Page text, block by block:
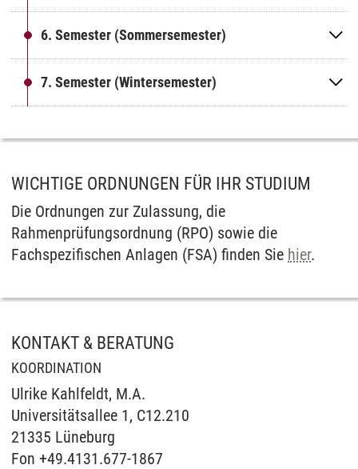
6. Semester (Sommersemester)
7. Semester (Wintersemester)
WICHTIGE ORDNUNGEN FÜR IHR STUDIUM
Die Ordnungen zur Zulassung, die
Rahmenprüfungsordnung (RPO) sowie die
Fachspezifischen Anlagen (FSA) finden Sie hier.
KONTAKT & BERATUNG
KOORDINATION
Ulrike Kahlfeldt, M.A.
Universitätsallee 1, C12.210
21335 Lüneburg
Fon +49.4131.677-1867